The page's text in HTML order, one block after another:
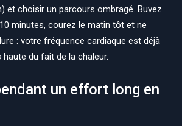
et choisir un parcours ombragé. Buvez
minutes, courez le matin tôt et ne
: votre fréquence cardiaque est déjà
du fait de la chaleur.
un effort long en